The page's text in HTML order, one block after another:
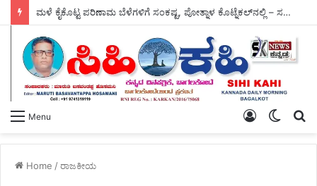
ಮಳೆ ಕೈಕೊಟ್ಟ ಪರಿಣಾಮ ಬೆಳೆಗಳಿಗೆ ಸಂಕಷ್ಟ, ಪೋತ್ನಾಳ ಕೊಟ್ನೆಕಲ್‌ನಲ್ಲಿ – ಸಚಿವರ ಪರಿಶೀಲನೆ.
Menu
Switch
Log
Home /ರಾಜಕೀಯ